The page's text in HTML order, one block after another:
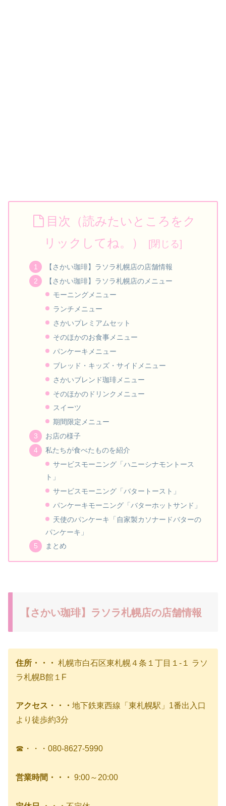
目次（読みたいところをク
リックしてね。）
【さかい珈琲】ラソラ札幌店の店舗情報
【さかい珈琲】ラソラ札幌店のメニュー
モーニングメニュー
ランチメニュー
さかいプレミアムセット
そのほかのお食事メニュー
パンケーキメニュー
ブレッド・キッズ・サイドメニュー
さかいブレンド珈琲メニュー
そのほかのドリンクメニュー
スイーツ
期間限定メニュー
お店の様子
私たちが食べたものを紹介
サービスモーニング「ハニーシナモントース
ト」
サービスモーニング「バタートースト」
パンケーキモーニング「バターホットサンド」
天使のパンケーキ「自家製カソナードバターの
パンケーキ」
まとめ
【さかい珈琲】ラソラ札幌店の店舗情報
住所・・・ 札幌市白石区東札幌４条１丁目１-１ ラソ
ラ札幌B館１F
アクセス・・・ 地下鉄東⻄線「東札幌駅」1番出⼊⼝
より徒歩約3分
☎・・・080-8627-5990
営業時間・・・ 9:00～20:00